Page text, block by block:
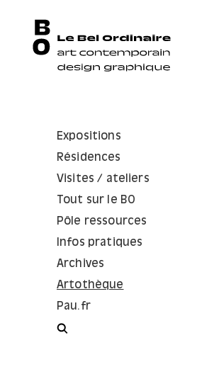
Expositions
Résidences
Visites / ateliers
Tout sur le BO
Pôle ressources
Infos pratiques
Archives
Artothèque
Pau.fr
Rechercher